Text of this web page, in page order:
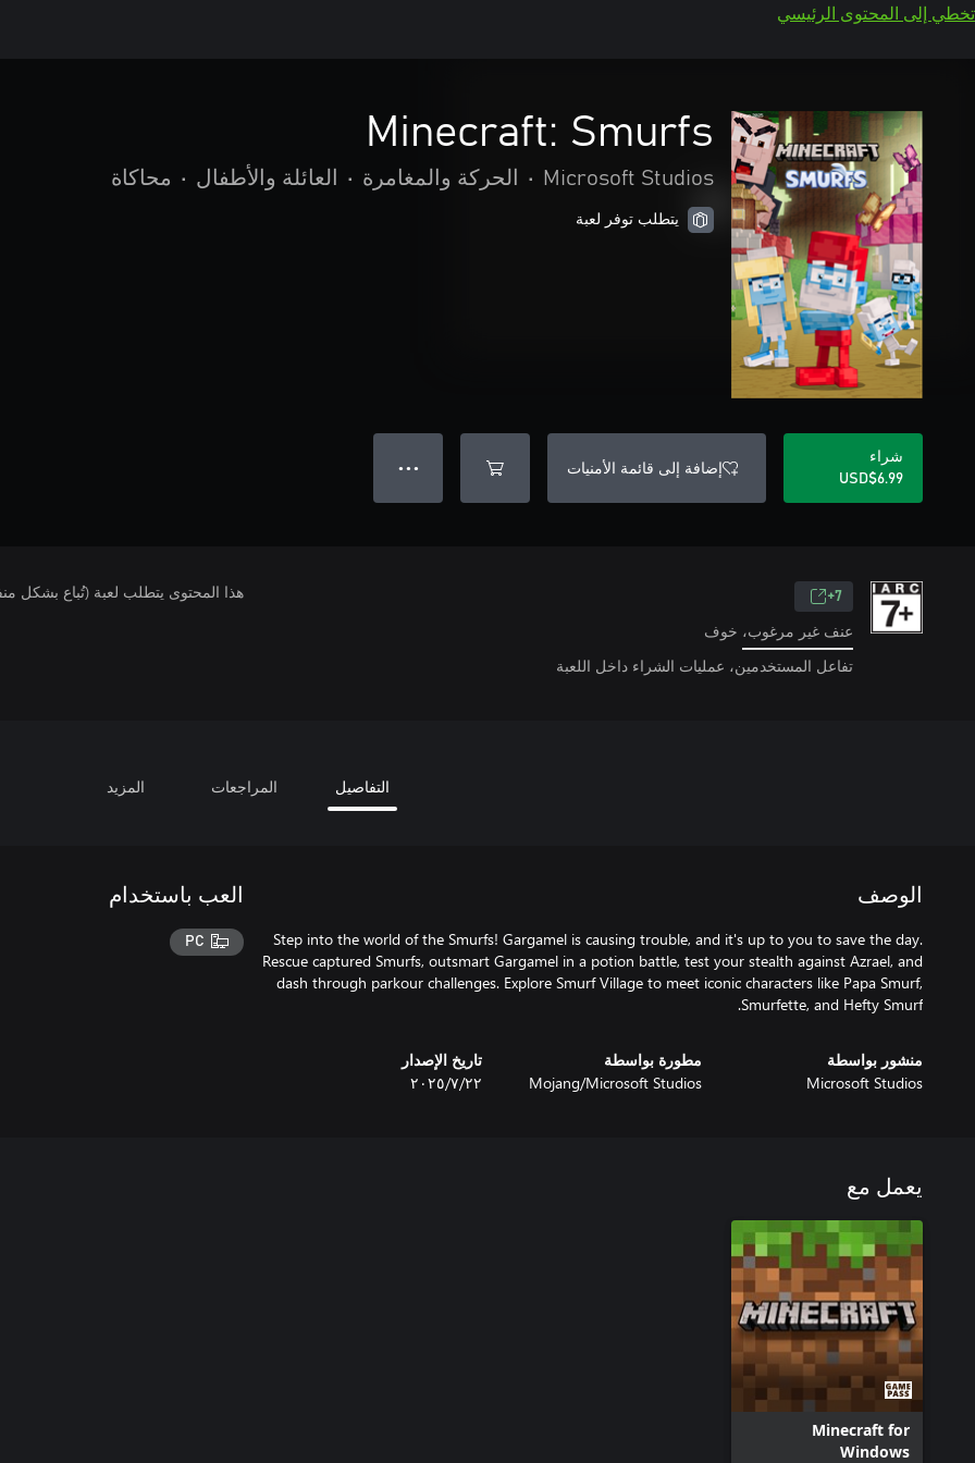
تخطي إلى المحتوى الرئيسي
Minecraft: Smurfs
Microsoft Studios
• الحركة والمغامرة • العائلة والأطفال • محاكاة
يتطلب توفر لعبة
شراء
USD$6.99
إضافة إلى قائمة الأمنيات ● ● ●
7+
عنف غير مرغوب، خوف
تفاعل المستخدمين، عمليات الشراء داخل اللعبة
هذا المحتوى يتطلب لعبة (تُباع بشكل
التفاصيل المراجعات المزيد
الوصف
Step into the world of the Smurfs! Gargamel is causing trouble, and it's up to you to save the day.
Rescue captured Smurfs, outsmart Gargamel in a potion battle, test your stealth against Azrael, and
dash through parkour challenges. Explore Smurf Village to meet iconic characters like Papa Smurf,
Smurfette, and Hefty Smurf.
منشور بواسطة
Microsoft Studios
مطورة بواسطة
Mojang/Microsoft Studios
تاريخ الإصدار
٢٢‏/٧‏/٢٠٢٥
العب باستخدام
PC
يعمل مع
Minecraft for
Windows